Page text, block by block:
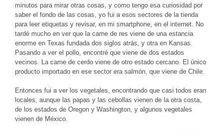
minutos para mirar otras cosas, y como tengo esa curiosidad por
saber el fondo de las cosas, yo fui a esos sectores de la tienda
para leer etiquetas y revisar, en mi smartphone, en el internet. No
tardé mucho en ver que la carne de res viene de una estancia
enorme en Texas fundada dos siglos atrás, y otra en Kansas.
Pasando a ver el pollo, encontré que viene de dos estados
vecinos. La carne de cerdo viene de otro estado cercano. El único
producto importado en ese sector era salmón, que viene de Chile.
Entonces fui a ver los vegetales, encontrando que casi todos eran
locales, aunque las papas y las cebollas vienen de la otra costa,
de los estados de Oregon y Washington, y algunos vegetales
vienen de México.